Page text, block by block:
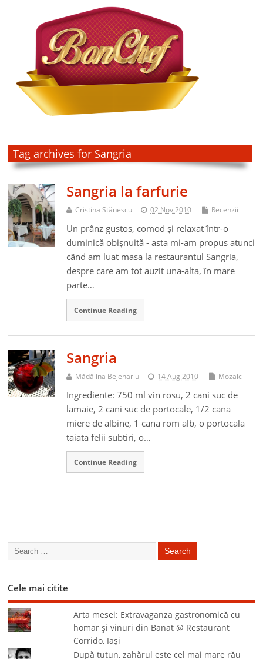
Tag archives for Sangria
Sangria la farfurie
Cristina Stănescu 02 Nov 2010 Recenzii
Un prânz gustos, comod şi relaxat într-o
duminică obişnuită - asta mi-am propus atunci
când am luat masa la restaurantul Sangria,
despre care am tot auzit una-alta, în mare
parte…
Continue Reading
Sangria
Mădălina Bejenariu 14 Aug 2010 Mozaic
Ingrediente: 750 ml vin rosu, 2 cani suc de
lamaie, 2 cani suc de portocale, 1/2 cana
miere de albine, 1 cana rom alb, o portocala
taiata felii subtiri, o…
Continue Reading
Cele mai citite
Arta mesei: Extravaganza gastronomică cu
homar şi vinuri din Banat @ Restaurant
Corrido, Iaşi
După tutun, zahărul este cel mai mare rău